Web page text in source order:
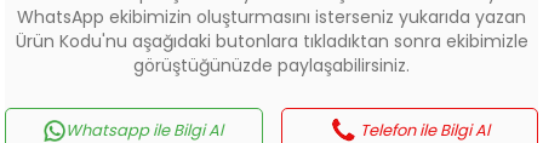
WhatsApp ekibimizin oluşturmasını isterseniz yukarıda yazan
Ürün Kodu'nu aşağıdaki butonlara tıkladıktan sonra ekibimizle
görüştüğünüzde paylaşabilirsiniz.
Whatsapp ile Bilgi Al Telefon ile Bilgi Al